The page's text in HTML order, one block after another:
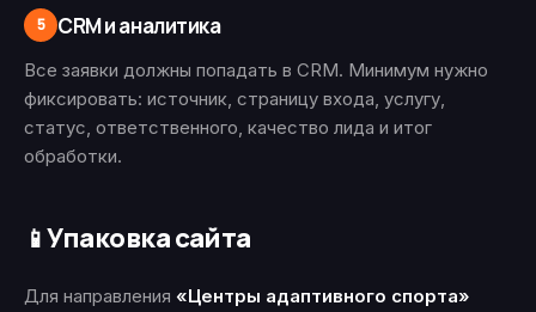
5 CRM и аналитика
Все заявки должны попадать в CRM. Минимум нужно
фиксировать: источник, страницу входа, услугу,
статус, ответственного, качество лида и итог
обработки.
📱Упаковка сайта
Для направления «Центры адаптивного спорта»